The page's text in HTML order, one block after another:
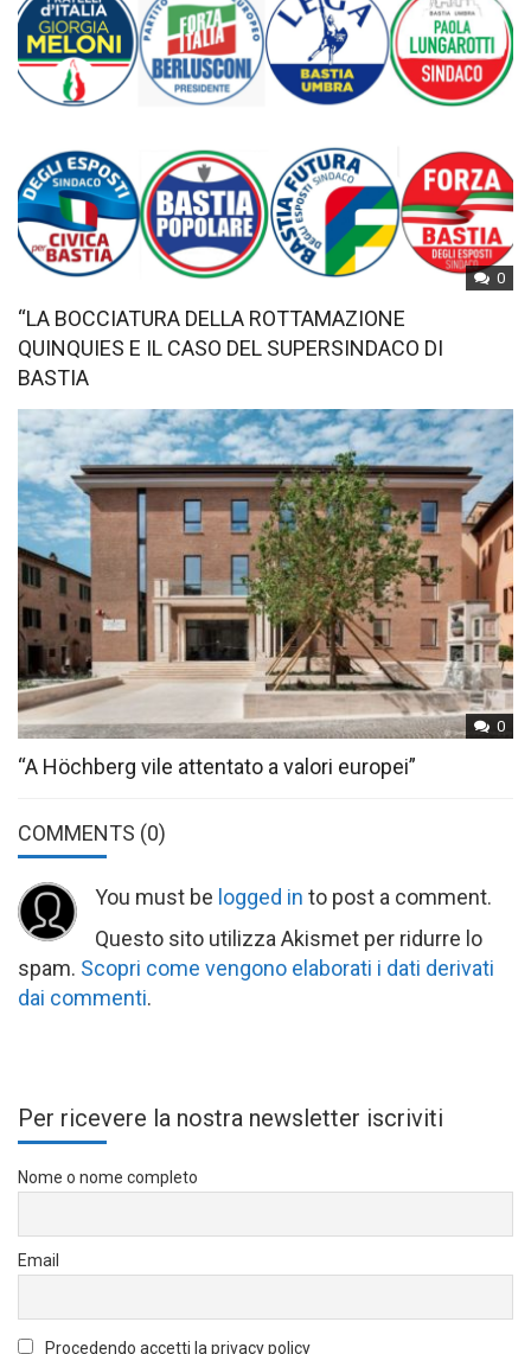
0
“LA BOCCIATURA DELLA ROTTAMAZIONE
QUINQUIES E IL CASO DEL SUPERSINDACO DI
BASTIA
0
“A Höchberg vile attentato a valori europei”
COMMENTS (0)
You must be logged in to post a comment.
Questo sito utilizza Akismet per ridurre lo
spam. Scopri come vengono elaborati i dati derivati
dai commenti.
Per ricevere la nostra newsletter iscriviti
Nome o nome completo
Email
Procedendo accetti la privacy policy